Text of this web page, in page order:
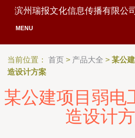
滨州瑞报文化信息传播有限公司
MENU
当前位置： 首页 > 产品大全 > 某公
造设计方案
某公建项目弱电
造设计